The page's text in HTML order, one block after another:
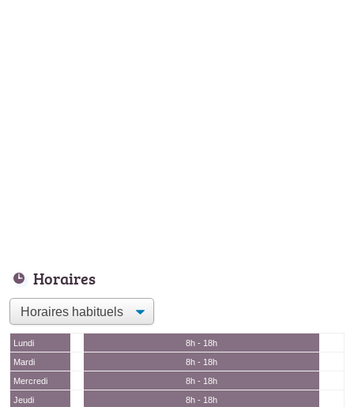
Horaires
Lundi
8h - 18h
Mardi
8h - 18h
Mercredi
8h - 18h
Jeudi
8h - 18h